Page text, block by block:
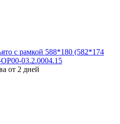
с рамкой 588*180 (582*174
03.2.0004.15
от 2 дней